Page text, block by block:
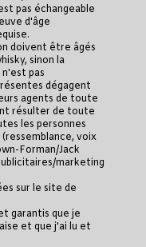
pas échangeable
d'âge
doivent être âgés
sinon la
pas
dégagent
agents de toute
résulter de toute
les personnes
voix
Forman/Jack
marketing
sur le site de
garantis que je
et que j'ai lu et